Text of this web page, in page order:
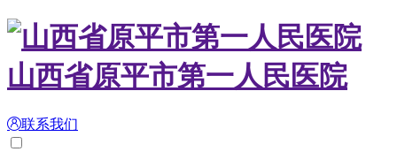
山西省原平市第一人民医院
联系我们